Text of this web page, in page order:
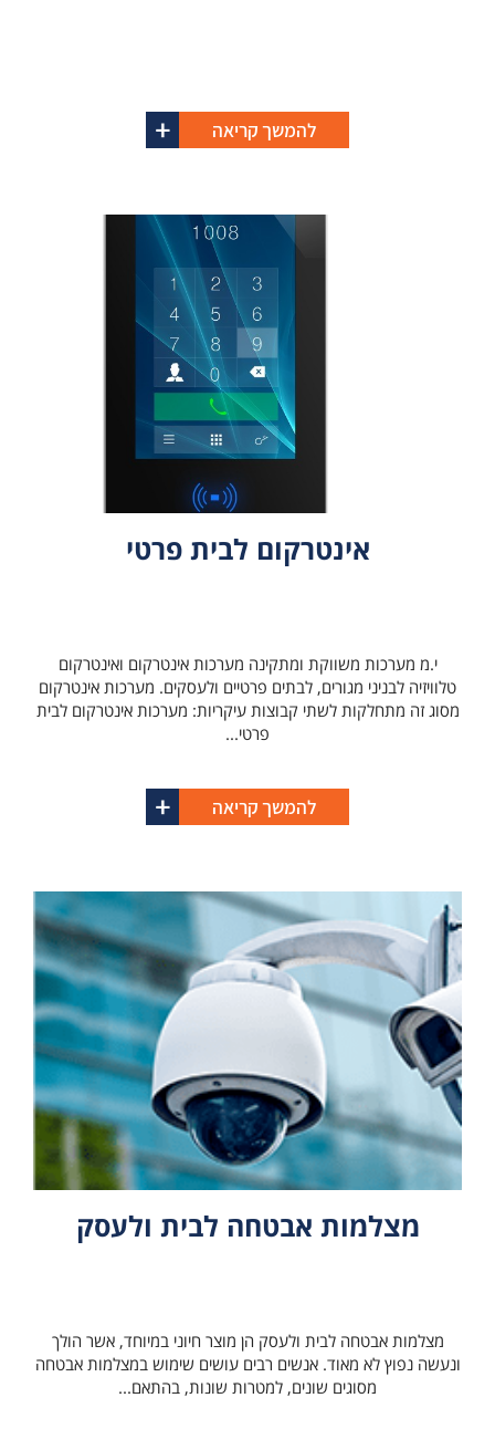
להמשך קריאה
אינטרקום לבית פרטי
י.מ מערכות משווקת ומתקינה מערכות אינטרקום ואינטרקום
טלוויזיה לבניני מגורים, לבתים פרטיים ולעסקים. מערכות אינטרקום
מסוג זה מתחלקות לשתי קבוצות עיקריות: מערכות אינטרקום לבית
פרטי...
להמשך קריאה
מצלמות אבטחה לבית ולעסק
מצלמות אבטחה לבית ולעסק הן מוצר חיוני במיוחד, אשר הולך
ונעשה נפוץ לא מאוד. אנשים רבים עושים שימוש במצלמות אבטחה
מסוגים שונים, למטרות שונות, בהתאם...